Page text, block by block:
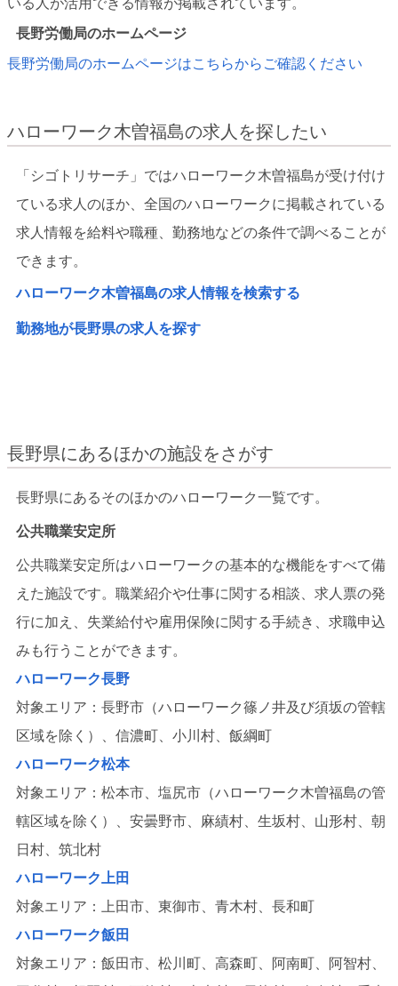
長野労働局のホームページ
長野労働局のホームページはこちらからご確認ください
ハローワーク木曽福島の求人を探したい
「シゴトリサーチ」ではハローワーク木曽福島が受け付け
ている求人のほか、全国のハローワークに掲載されている
求人情報を給料や職種、勤務地などの条件で調べることが
できます。
ハローワーク木曽福島の求人情報を検索する
勤務地が長野県の求人を探す
長野県にあるほかの施設をさがす
長野県にあるそのほかのハローワーク一覧です。
公共職業安定所
公共職業安定所はハローワークの基本的な機能をすべて備
えた施設です。職業紹介や仕事に関する相談、求人票の発
行に加え、失業給付や雇用保険に関する手続き、求職申込
みも行うことができます。
ハローワーク長野
対象エリア：長野市（ハローワーク篠ノ井及び須坂の管轄
区域を除く）、信濃町、小川村、飯綱町
ハローワーク松本
対象エリア：松本市、塩尻市（ハローワーク木曽福島の管
轄区域を除く）、安曇野市、麻績村、生坂村、山形村、朝
日村、筑北村
ハローワーク上田
対象エリア：上田市、東御市、青木村、長和町
ハローワーク飯田
対象エリア：飯田市、松川町、高森町、阿南町、阿智村、